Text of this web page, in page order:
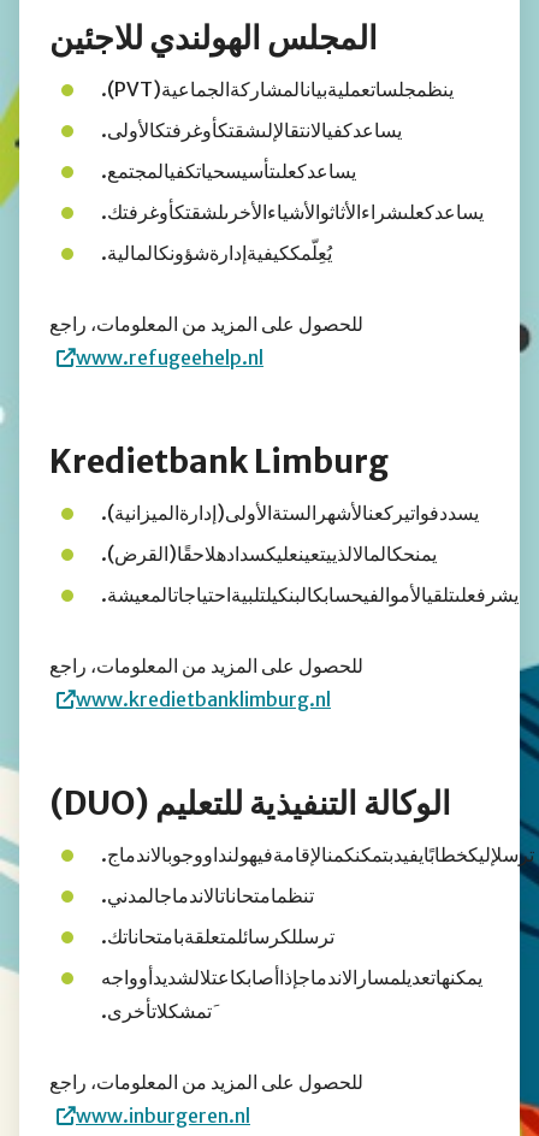
المجلس الهولندي للاجئين
ينظمجلساتعمليةبيانالمشاركةالجماعية(PVT).
يساعدكفيالانتقالإلىشقتكأوغرفتكالأولى.
يساعدكعلىتأسيسحياتكفيالمجتمع.
يساعدكعلىشراءالأثاثوالأشياءالأخرىلشقتكأوغرفتك.
يُعِلّمككيفيةإدارةشؤونكالمالية.
للحصول على المزيد من المعلومات، راجع
www.refugeehelp.nl
Kredietbank Limburg
يسددفواتيركعنالأشهرالستةالأولى(إدارةالميزانية).
يمنحكالمالالذييتعينعليكسدادهلاحقًا(القرض).
يشرفعلىتلقيالأموالفيحسابكالبنكيلتلبيةاحتياجاتالمعيشة.
للحصول على المزيد من المعلومات، راجع
www.kredietbanklimburg.nl
الوكالة التنفيذية للتعليم (DUO)
ترسلإليكخطابًايفيدبتمكنكمنالإقامةفيهولنداووجوبالاندماج.
تنظمامتحاناتالاندماجالمدني.
ترسللكرسائلمتعلقةبامتحاناتك.
يمكنهاتعديلمسارالاندماجإذاأصابكاعتلالشديدأوواجه
َتمشكلاتأخرى.
للحصول على المزيد من المعلومات، راجع
www.inburgeren.nl